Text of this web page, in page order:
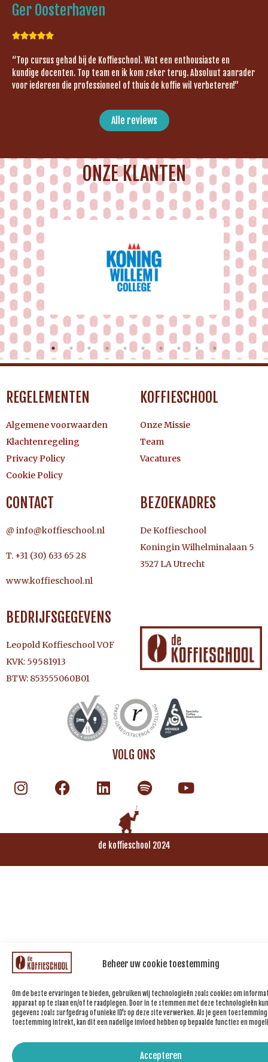
Beheer uw cookie toestemming
Om de beste ervaringen te bieden, gebruiken wij technologieën zoals cookies om
apparaat op te slaan en/of te raadplegen. Door in te stemmen met deze technologieën
gegevens zoals surfgedrag of unieke ID's op deze site verwerken. Als je geen
toestemming intrekt, kan dit een nadelige invloed hebben op bepaalde functies en
Accepteren
Ger Oosterhaven

“Top cursus gehad bij de Koffieschool. Wat een enthousiaste en
kundige docenten. Top team en ik kom zeker terug. Absoluut aanrader
voor iedereen die professioneel of thuis de koffie wil verbeteren!”
Alle reviews
ONZE KLANTEN
REGELEMENTEN
Algemene voorwaarden
Klachtenregeling
Privacy Policy
Cookie Policy
KOFFIESCHOOL
Onze Missie
Team
Vacatures
CONTACT
@ info@koffieschool.nl
T. +31 (30) 633 65 28
www.koffieschool.nl
BEZOEKADRES
De Koffieschool
Koningin Wilhelminalaan 5
3527 LA Utrecht
BEDRIJFSGEGEVENS
Leopold Koffieschool VOF
KVK: 59581913
BTW: 853555060B01
VOLG ONS
de koffieschool 2024